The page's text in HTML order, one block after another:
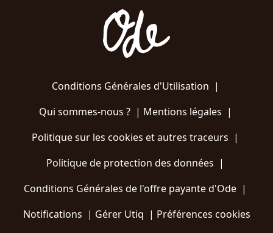
Conditions Générales d'Utilisation |
Qui sommes-nous ?| Mentions légales |
Politique sur les cookies et autres traceurs |
Politique de protection des données |
Conditions Générales de l'offre payante d'Ode |
Notifications | Gérer Utiq | Préférences cookies